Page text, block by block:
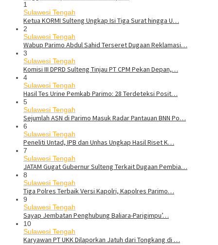
1
Sulawesi Tengah
Ketua KORMI Sulteng Ungkap Isi Tiga Surat hingga U…
2
Sulawesi Tengah
Wabup Parimo Abdul Sahid Terseret Dugaan Reklamasi…
3
Sulawesi Tengah
Komisi III DPRD Sulteng Tinjau PT CPM Pekan Depan,…
4
Sulawesi Tengah
Hasil Tes Urine Pemkab Parimo: 28 Terdeteksi Posit…
5
Sulawesi Tengah
Sejumlah ASN di Parimo Masuk Radar Pantauan BNN Po…
6
Sulawesi Tengah
Peneliti Untad, IPB dan Unhas Ungkap Hasil Riset K…
7
Sulawesi Tengah
JATAM Gugat Gubernur Sulteng Terkait Dugaan Pembia…
8
Sulawesi Tengah
Tiga Polres Terbaik Versi Kapolri, Kapolres Parimo…
9
Sulawesi Tengah
Sayap Jembatan Penghubung Baliara-Parigimpu’…
10
Sulawesi Tengah
Karyawan PT UKK Dilaporkan Jatuh dari Tongkang di …